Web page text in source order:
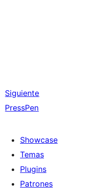
Siguiente
PressPen
Showcase
Temas
Plugins
Patrones